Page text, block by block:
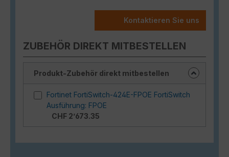
Kontaktieren Sie uns
ZUBEHÖR DIREKT MITBESTELLEN
Produkt-Zubehör direkt mitbestellen
Fortinet FortiSwitch-424E-FPOE FortiSwitch
Ausführung: FPOE
CHF 2’673.35